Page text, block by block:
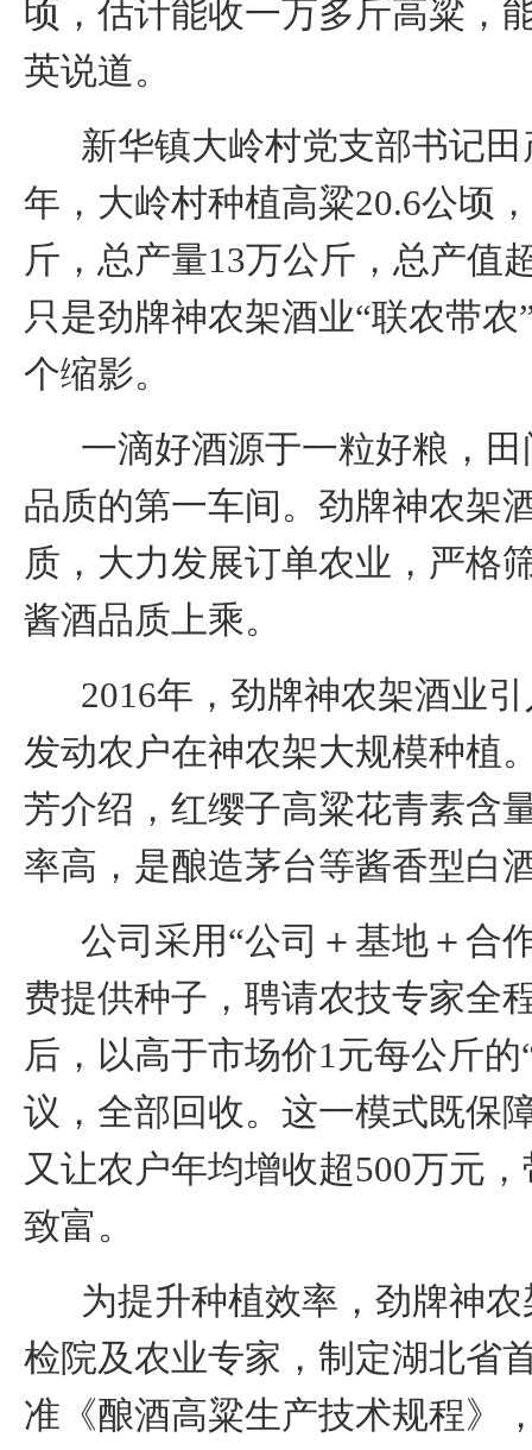
顷，估计能收一万多斤高粱，
英说道。
新华镇大岭村党支部书记
年，大岭村种植高粱20.6公顷
斤，总产量13万公斤，总产值
只是劲牌神农架酒业“联农带
个缩影。
一滴好酒源于一粒好粮，
品质的第一车间。劲牌神农架
质，大力发展订单农业，严格
酱酒品质上乘。
2016年，劲牌神农架酒业
发动农户在神农架大规模种植
芳介绍，红缨子高粱花青素含
率高， 是酿造茅台等酱香型白
公司采用“公司 ＋ 基地 ＋ 合
费提供种子，聘请农技专家全
后，以高于市场价1元每公斤的
议，全部回收。这一模式既保
又让农户年均增收超500万元
致富。
为提升种植效率，劲牌神
检院及农业专家 ，制定湖北省
准《酿酒高粱生产技术规程》